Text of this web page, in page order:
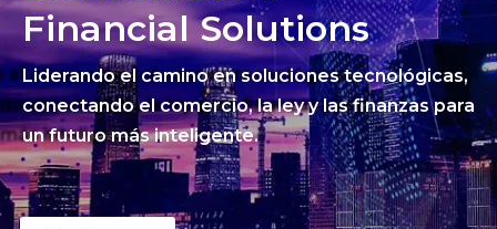
Financial Solutions
Liderando el camino en soluciones tecnológicas,
conectando el comercio, la ley y las finanzas para
un futuro más inteligente.